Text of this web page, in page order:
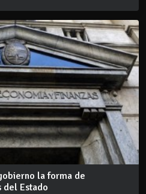
la forma de
del Estado